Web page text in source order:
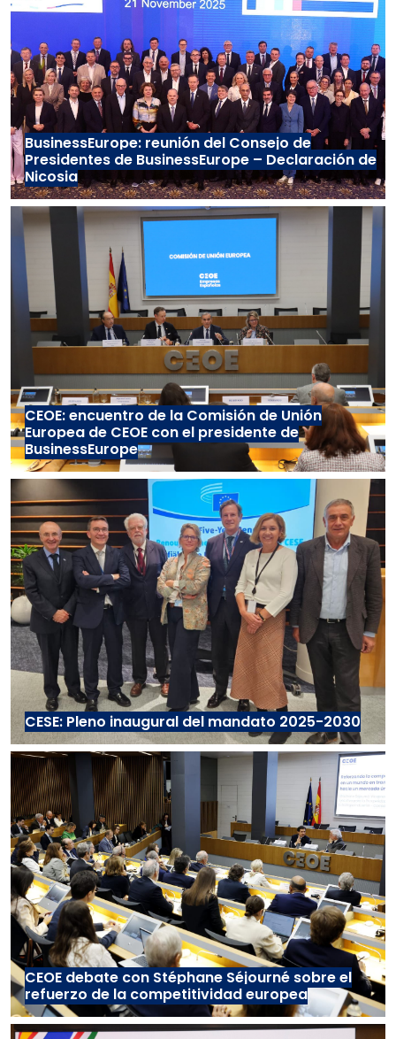
BusinessEurope: reunión del Consejo de
Presidentes de BusinessEurope – Declaración de
Nicosia
CEOE: encuentro de la Comisión de Unión
Europea de CEOE con el presidente de
BusinessEurope
CESE: Pleno inaugural del mandato 2025-2030
CEOE debate con Stéphane Séjourné sobre el
refuerzo de la competitividad europea